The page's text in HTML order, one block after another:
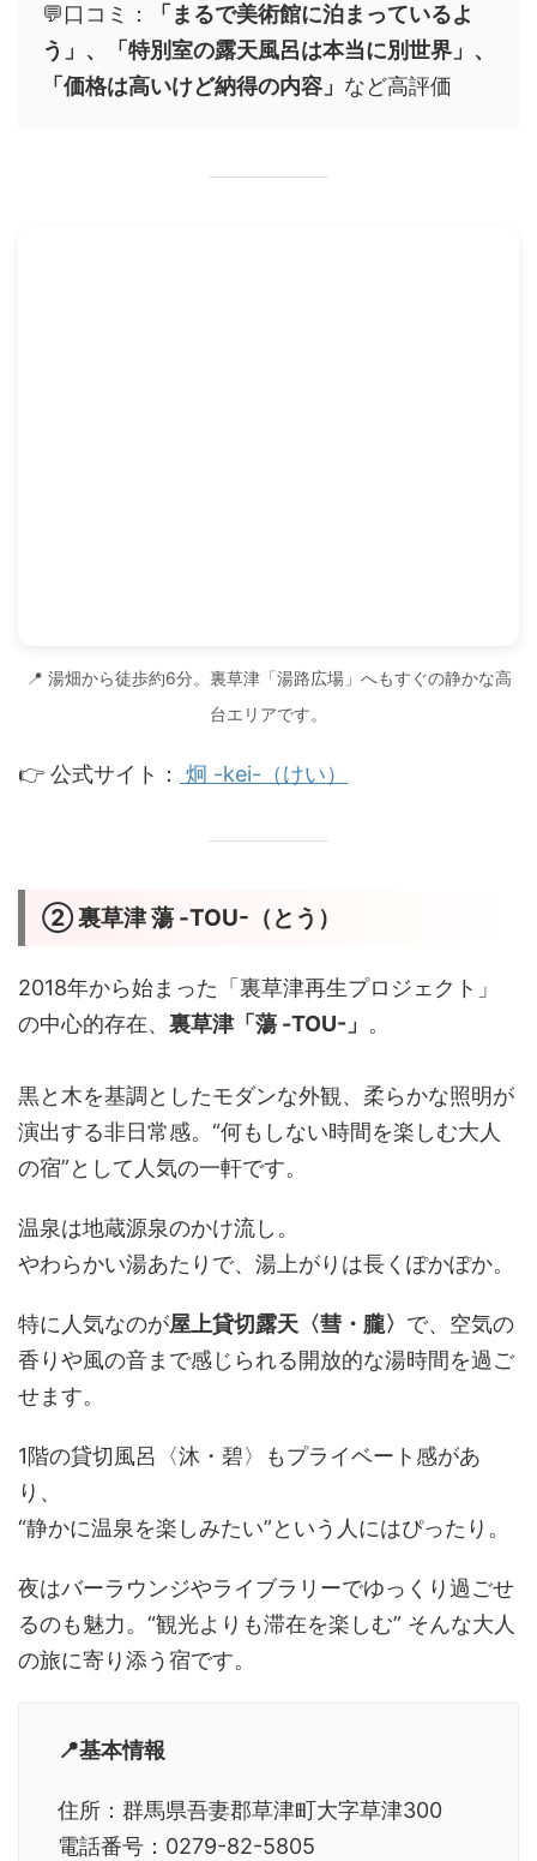
💬口コミ：
「まるで美術館に泊まっているよ
う」、「特別室の露天風呂は本当に別世界」、
「価格は高いけど納得の内容」 など高評価
📍 湯畑から徒歩約6分。裏草津「湯路広場」へもすぐの静かな高
台エリアです。
👉 公式サイト： 炯 -kei-（けい）
② 裏草津 蕩 -TOU-（とう）
2018年から始まった「裏草津再生プロジェクト」
の中心的存在、 裏草津「蕩 -TOU-」 。
黒と木を基調としたモダンな外観、柔らかな照明が
演出する非日常感。“何もしない時間を楽しむ大人
の宿”として人気の一軒です。
温泉は地蔵源泉のかけ流し。
やわらかい湯あたりで、湯上がりは長くぽかぽか。
特に人気なのが屋上貸切露天〈彗・朧〉 で、空気の
香りや風の音まで感じられる開放的な湯時間を過ご
せます。
1階の貸切風呂〈沐・碧〉もプライベート感があ
り、
“静かに温泉を楽しみたい”という人にはぴったり。
夜はバーラウンジやライブラリーでゆっくり過ごせ
るのも魅力。“観光よりも滞在を楽しむ” そんな大人
の旅に寄り添う宿です。
📍基本情報
住所：群馬県吾妻郡草津町大字草津300
電話番号：0279-82-5805